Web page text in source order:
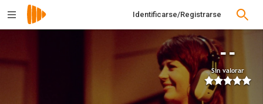
Identificarse/Registrarse
--
Sin valorar